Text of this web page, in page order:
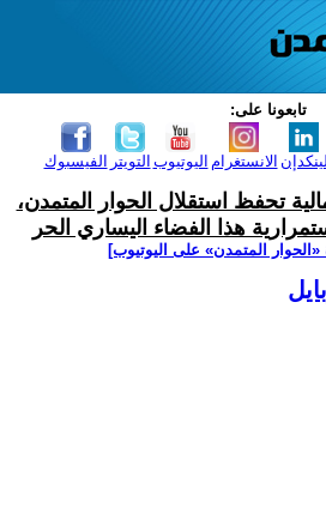
تابعونا على:
الفيسبوك التويتر اليوتيوب الانستغرام لينكدإن
تحفظ استقلال الحوار المتمدن،
هذا الفضاء اليساري الحر
المتمدن» على اليوتيوب]